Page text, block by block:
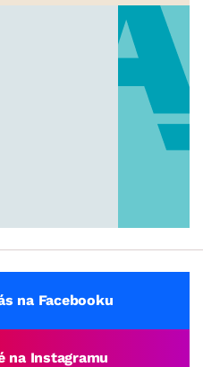
na Facebooku
na Instagramu